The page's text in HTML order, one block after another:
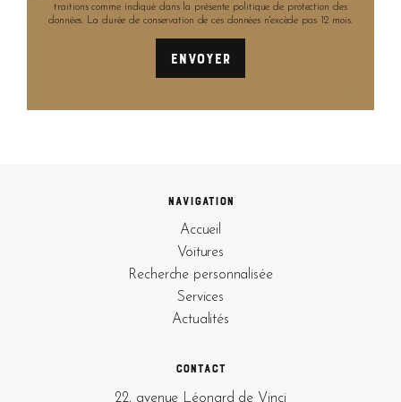
traitions comme indiqué dans la présente politique de protection des
données. La durée de conservation de ces données n'excède pas 12 mois.
Navigation
Accueil
Voitures
Recherche personnalisée
Services
Actualités
Contact
22, avenue Léonard de Vinci